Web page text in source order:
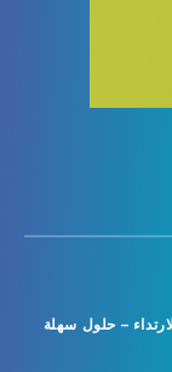
– حلول سهلة